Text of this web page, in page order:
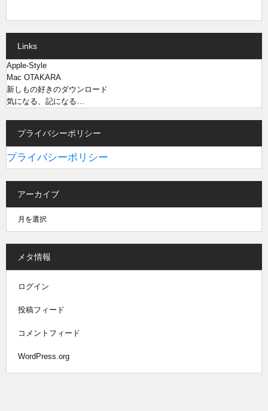
Links
Apple-Style
Mac OTAKARA
新しもの好きのダウンロード
気になる、記になる…
プライバシーポリシー
プライバシーポリシー
アーカイブ
メタ情報
ログイン
投稿フィード
コメントフィード
WordPress.org